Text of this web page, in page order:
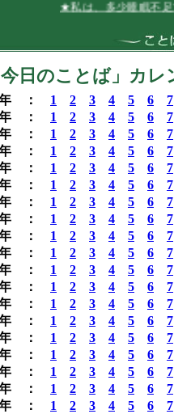
★私は、多少睡眠不足でも
日のことば」カ
年 ： 1 2 3 4 5 6
7
年 ： 1 2 3 4 5 6
7
年 ： 1 2 3 4 5 6
7
年 ： 1 2 3 4 5 6
7
年 ： 1 2 3 4 5 6
7
年 ： 1 2 3 4 5 6
7
年 ： 1 2 3 4 5 6
7
年 ： 1 2 3 4 5 6
7
年 ： 1 2 3 4 5 6
7
年 ： 1 2 3 4 5 6
7
年 ： 1 2 3 4 5 6
7
年 ： 1 2 3 4 5 6
7
年 ： 1 2 3 4 5 6
7
年 ： 1 2 3 4 5 6
7
年 ： 1 2 3 4 5 6
7
年 ： 1 2 3 4 5 6
7
年 ： 1 2 3 4 5 6
7
年 ： 1 2 3 4 5 6
7
年 ： 1 2 3 4 5 6
7